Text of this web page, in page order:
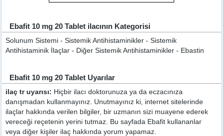
Ebafit 10 mg 20 Tablet ilacının Kategorisi
Solunum Sistemi - Sistemik Antihistaminikler - Sistemik
Antihistaminik İlaçlar - Diğer Sistemik Antihistaminikler - Ebastin
Ebafit 10 mg 20 Tablet Uyarılar
ilaç tr uyarısı: Hiçbir ilacı doktorunuza ya da eczacınıza
danışmadan kullanmayınız. Unutmayınız ki, internet sitelerinde
ilaçlar hakkında verilen bilgiler, bir uzmanın sizi muayene ederek
vereceği reçetenin yerini tutmaz. Bu sayfada Ebafit kullananlar
veya diğer kişiler ilaç hakkında yorum yapamaz.